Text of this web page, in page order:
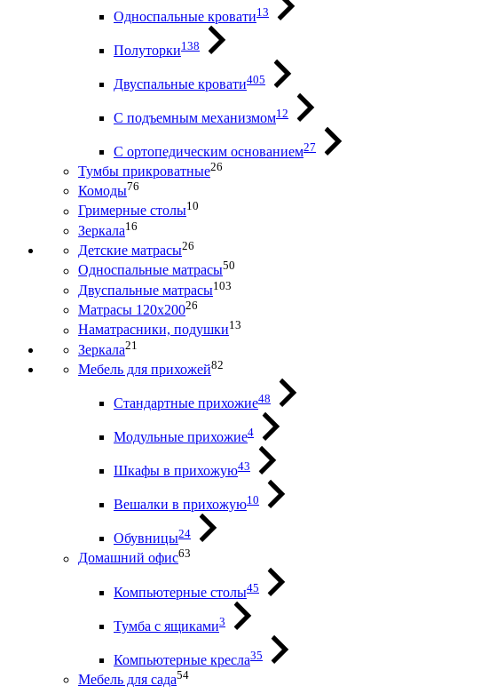
Односпальные кровати13
Полуторки138
Двуспальные кровати405
С подъемным механизмом12
С ортопедическим основанием27
Тумбы прикроватные26
Комоды76
Гримерные столы10
Зеркала16
Детские матрасы26
Односпальные матрасы50
Двуспальные матрасы103
Матрасы 120х20026
Наматрасники, подушки13
Зеркала21
Мебель для прихожей82
Стандартные прихожие48
Модульные прихожие4
Шкафы в прихожую43
Вешалки в прихожую10
Обувницы24
Домашний офис63
Компьютерные столы45
Тумба с ящиками3
Компьютерные кресла35
Мебель для сада54